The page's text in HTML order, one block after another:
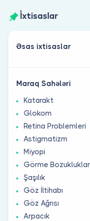
İxtisaslar
Əsas ixtisaslar
Maraq Sahələri
Katarakt
Glokom
Retina Problemleri
Astigmatizm
Miyopi
Görme
Şaşılık
Göz İltihabı
Göz Ağrısı
Arpacık